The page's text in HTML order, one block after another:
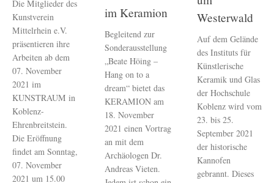
Die Mitglieder des
Kunstverein
Mittelrhein e.V.
präsentieren ihre
Arbeiten ab dem
07. November
2021 im
KUNSTRAUM in
Koblenz-
Ehrenbreitstein.
Die Eröffnung
findet am Sonntag,
07. November
2021 um 15.00
im Keramion
Begleitend zur
Sonderausstellung
„Beate Höing –
Hang on to a
dream“ bietet das
KERAMION am
18. November
2021 einen Vortrag
an mit dem
Archäologen Dr.
Andreas Vieten.
Westerwald
Auf dem Gelände
des Instituts für
Künstlerische
Keramik und Glas
der Hochschule
Koblenz wird vom
23. bis 25.
September 2021
der historische
Kannofen
gebrannt. Dieses